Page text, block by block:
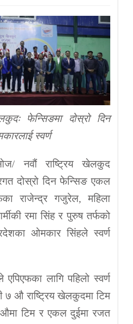
फेन्सिङमा दोस्रो दिन
स्वर्ण
नवौं राष्ट्रिय खेलकुद
दोस्रो दिन फेन्सिङ एकल
राजेन्द्र गजुरेल, महिला
रमा सिंह र पुरुष तर्फको
ओमकार सिंहले स्वर्ण
लागि पहिलो स्वर्ण
औ राष्ट्रिय खेलकुदमा टिम
टिम र एकल दुईमा रजत